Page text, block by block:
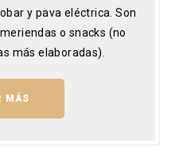
y pava eléctrica. Son
o snacks (no
más elaboradas).
MÁS